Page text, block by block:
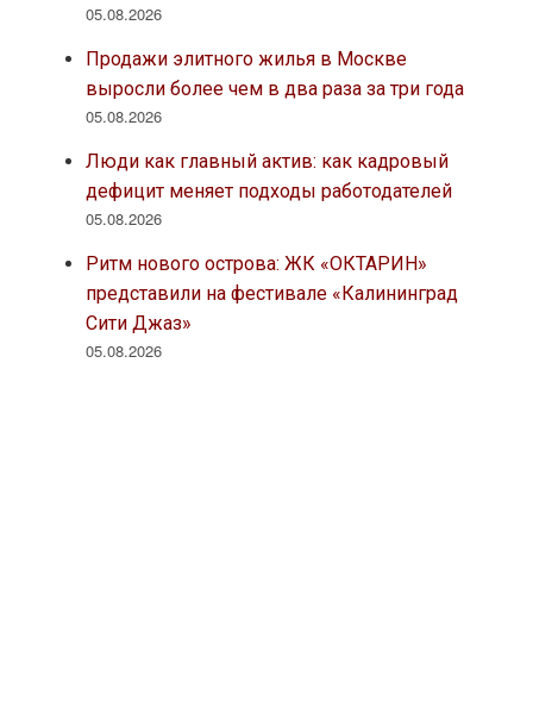
05.08.2026
Продажи элитного жилья в Москве
выросли более чем в два раза за три года
05.08.2026
Люди как главный актив: как кадровый
дефицит меняет подходы работодателей
05.08.2026
Ритм нового острова: ЖК «ОКТАРИН»
представили на фестивале «Калининград
Сити Джаз»
05.08.2026